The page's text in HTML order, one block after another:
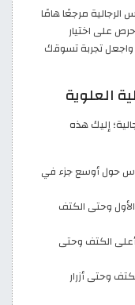
الرجالية مرجعًا هامًا
على اختيار
تجربة تسوقك
العلوية
إليك هذه
حول أوسع جزء في
وحتى الكتف
الكتف وحتى
وحتى أزرار